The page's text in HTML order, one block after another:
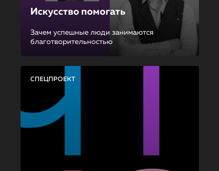
Искусство помогать
Зачем успешные люди занимаются
благотворительностью
СПЕЦПРОЕКТ